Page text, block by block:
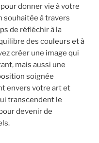
donner vie à votre
souhaitée à travers
de réfléchir à la
des couleurs et à
créer une image qui
mais aussi une
soignée
envers votre art et
transcendent le
devenir de